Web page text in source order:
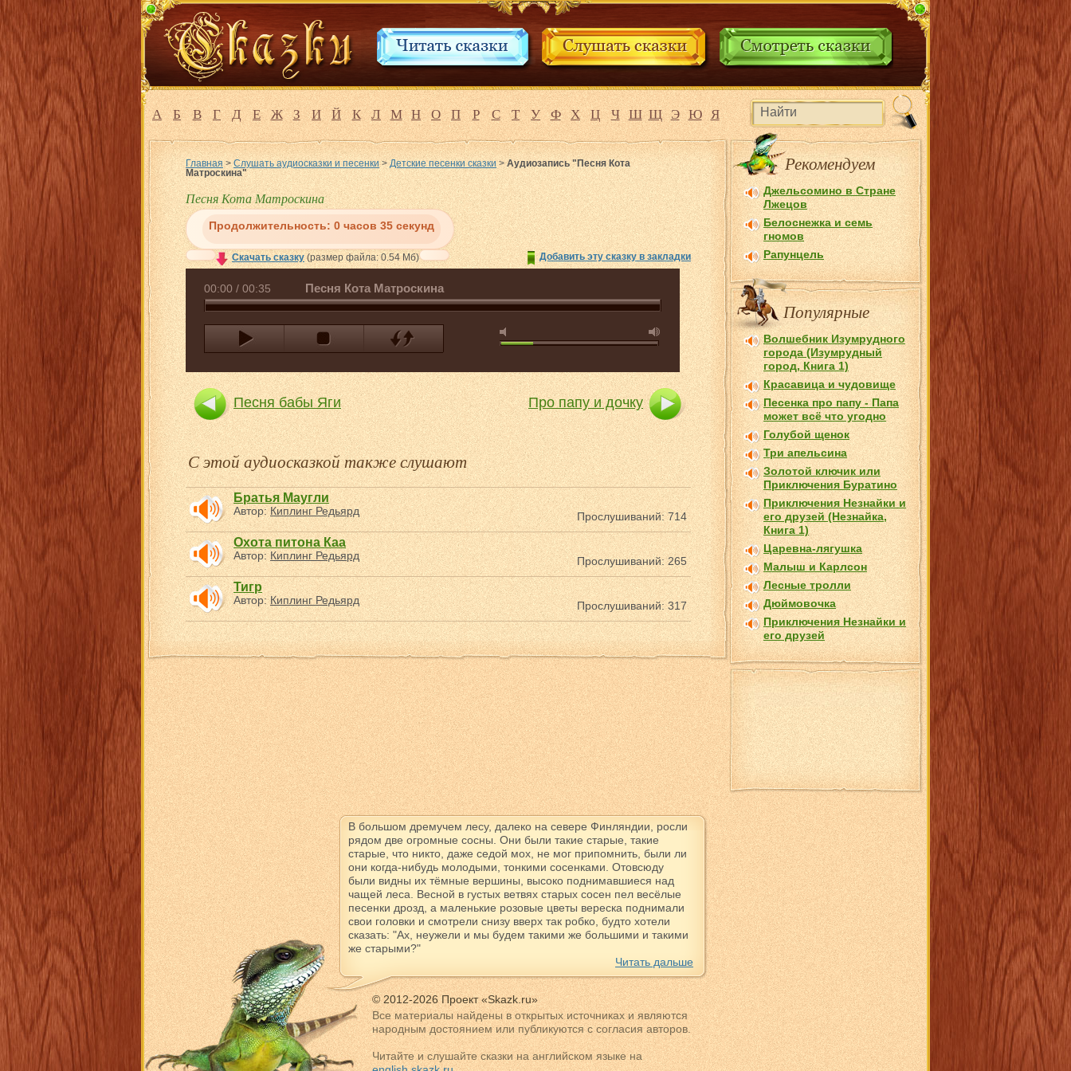
А Б В Г Д Е Ж З И Й К Л М Н О П Р С Т У Ф Х Ц Ч Ш Щ Э Ю Я
Рекомендуем
Джельсомино в Стране
Лжецов
Белоснежка и семь
гномов
Рапунцель
Популярные
Волшебник Изумрудного
города (Изумрудный
город, Книга 1)
Красавица и чудовище
Песенка про папу - Папа
может всё что угодно
Голубой щенок
Три апельсина
Золотой ключик или
Приключения Буратино
Приключения Незнайки и
его друзей (Незнайка,
Книга 1)
Царевна-лягушка
Малыш и Карлсон
Лесные тролли
Дюймовочка
Приключения Незнайки и
его друзей
Главная >Слушать аудиосказки и песенки>Детские песенки сказки>Аудиозапись "Песня Кота
Матроскина"
Песня Кота Матроскина
Продолжительность: 0 часов 35 секунд
Скачать сказку(размер файла: 0.54 Мб) Добавить эту сказку в закладки
00:00 / 00:35 Песня Кота Матроскина
Песня бабы Яги Про папу и дочку
С этой аудиосказкой также слушают
Братья Маугли
Автор:Киплинг Редьярд Прослушиваний: 714
Охота питона Каа
Автор:Киплинг Редьярд Прослушиваний: 265
Тигр
Автор:Киплинг Редьярд Прослушиваний: 317
В большом дремучем лесу, далеко на севере Финляндии, росли
рядом две огромные сосны. Они были такие старые, такие
старые, что никто, даже седой мох, не мог припомнить, были ли
они когда-нибудь молодыми, тонкими сосенками. Отовсюду
были видны их тёмные вершины, высоко поднимавшиеся над
чащей леса. Весной в густых ветвях старых сосен пел весёлые
песенки дрозд, а маленькие розовые цветы вереска поднимали
свои головки и смотрели снизу вверх так робко, будто хотели
сказать: "Ах, неужели и мы будем такими же большими и такими
же старыми?"
Читать дальше
© 2012-2026 Проект «Skazk.ru»
Все материалы найдены в открытых источниках и являются
народным достоянием или публикуются с согласия авторов.
Читайте и слушайте сказки на английском языке на